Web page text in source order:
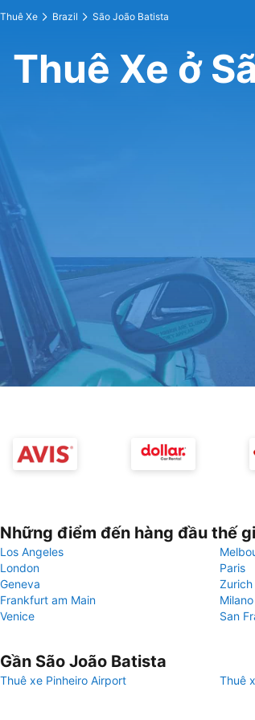
Thuê Xe Brazil São João Batista
Thuê Xe ở
Những điểm đến hàng đầu thế
Los Angeles
London
Paris
Geneva
Zurich
Frankfurt am Main
Milano
Venice
San
Gần São João Batista
Thuê xe Pinheiro Airport Thuê